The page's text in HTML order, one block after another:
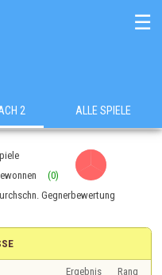
☰
2 ALLE SPIELE
(0)
Gegnerbewertung
Ergebnis
Rang